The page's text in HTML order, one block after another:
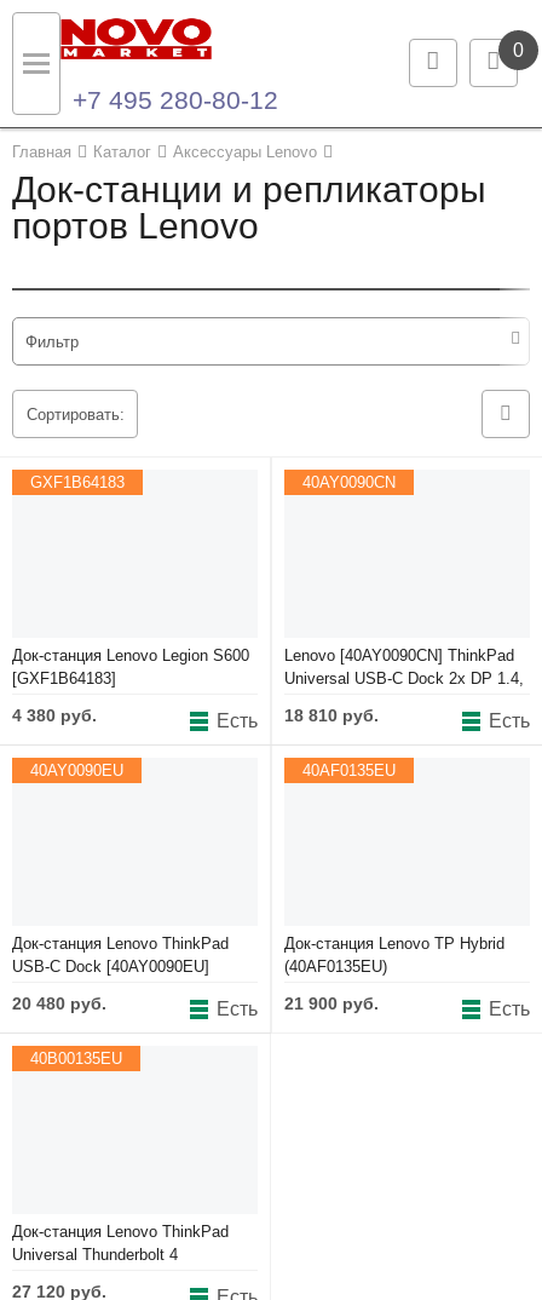
0
+7 495 280-80-12
Главная Каталог Аксессуары Lenovo
Док-станции и репликаторы
портов Lenovo
Фильтр
Сортировать:
GXF1B64183
Док-станция Lenovo Legion S600
[GXF1B64183]
Есть
4 380 руб.
40AY0090CN
Lenovo [40AY0090CN] ThinkPad
Universal USB-C Dock 2x DP 1.4,
2.0, 1x USB-C, 1x RJ-45, 1x
Combo Audio Jack 3.5mm pi.
Есть
18 810 руб.
40AY0090EU
Док-станция Lenovo ThinkPad
USB-C Dock [40AY0090EU]
Есть
20 480 руб.
40AF0135EU
Док-станция Lenovo TP Hybrid
(40AF0135EU)
Есть
21 900 руб.
40B00135EU
Док-станция Lenovo ThinkPad
Universal Thunderbolt 4
27 120 руб.
Назад
Каталог продукции
Компьютеры
Серверы и СХД
Опции и комплектующие
Назад
Контакты